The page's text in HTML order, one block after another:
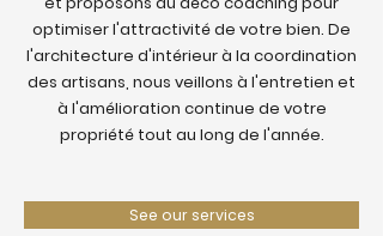
optimiser l'attractivité de votre bien. De
l'architecture d'intérieur à la coordination
des artisans, nous veillons à l'entretien et
à l'amélioration continue de votre
propriété tout au long de l'année.
See our services